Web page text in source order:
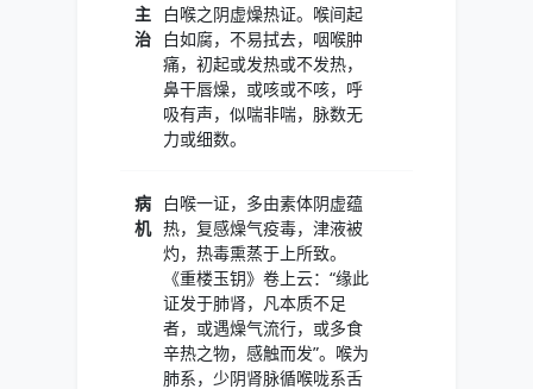
主
治
白喉之阴虚燥热证。喉间起
白如腐，不易拭去，咽喉肿
痛，初起或发热或不发热，
鼻干唇燥，或咳或不咳，呼
吸有声，似喘非喘，脉数无
力或细数。
病
机
白喉一证，多由素体阴虚蕴
热，复感燥气疫毒，津液被
灼，热毒熏蒸于上所致。
《重楼玉钥》卷上云：“缘此
证发于肺肾，凡本质不足
者，或遇燥气流行，或多食
辛热之物，感触而发”。喉为
肺系，少阴肾脉循喉咙系舌